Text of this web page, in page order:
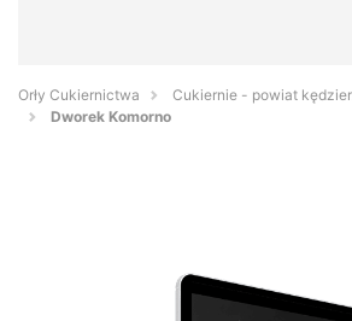
Orły Cukiernictwa
Cukiernie - powiat
Dworek Komorno